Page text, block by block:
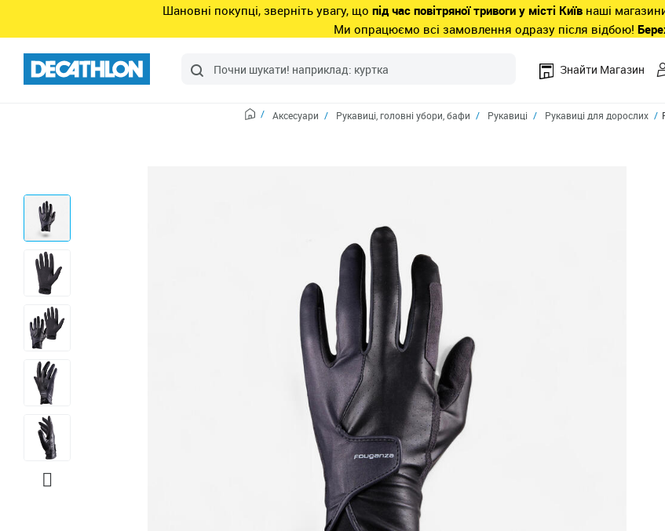
Шановні покупці, зверніть увагу, що під час повітряної тривоги у місті Київ наші
Ми опрацюємо всі замовлення одразу після відбою!
Знайти Магазин
Аксесуари Рукавиці, головні убори, бафи Рукавиці Рукавиці для дорослих
